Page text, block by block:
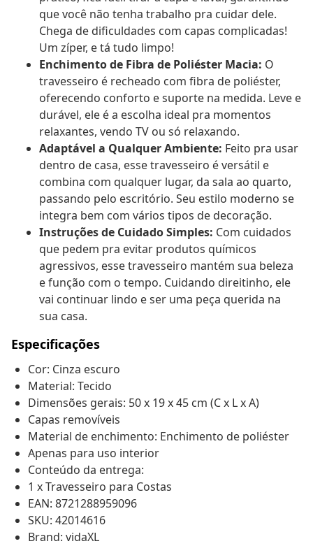
que você não tenha trabalho pra cuidar dele.
Chega de dificuldades com capas complicadas!
Um zíper, e tá tudo limpo!
Enchimento de Fibra de Poliéster Macia: O
travesseiro é recheado com fibra de poliéster,
oferecendo conforto e suporte na medida. Leve e
durável, ele é a escolha ideal pra momentos
relaxantes, vendo TV ou só relaxando.
Adaptável a Qualquer Ambiente: Feito pra usar
dentro de casa, esse travesseiro é versátil e
combina com qualquer lugar, da sala ao quarto,
passando pelo escritório. Seu estilo moderno se
integra bem com vários tipos de decoração.
Instruções de Cuidado Simples: Com cuidados
que pedem pra evitar produtos químicos
agressivos, esse travesseiro mantém sua beleza
e função com o tempo. Cuidando direitinho, ele
vai continuar lindo e ser uma peça querida na
sua casa.
Especificações
Cor: Cinza escuro
Material: Tecido
Dimensões gerais: 50 x 19 x 45 cm (C x L x A)
Capas removíveis
Material de enchimento: Enchimento de poliéster
Apenas para uso interior
Conteúdo da entrega:
1 x Travesseiro para Costas
EAN: 8721288959096
SKU: 42014616
Brand: vidaXL